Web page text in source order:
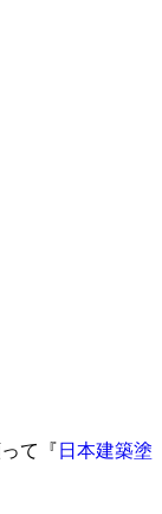
て『 日本建築塗